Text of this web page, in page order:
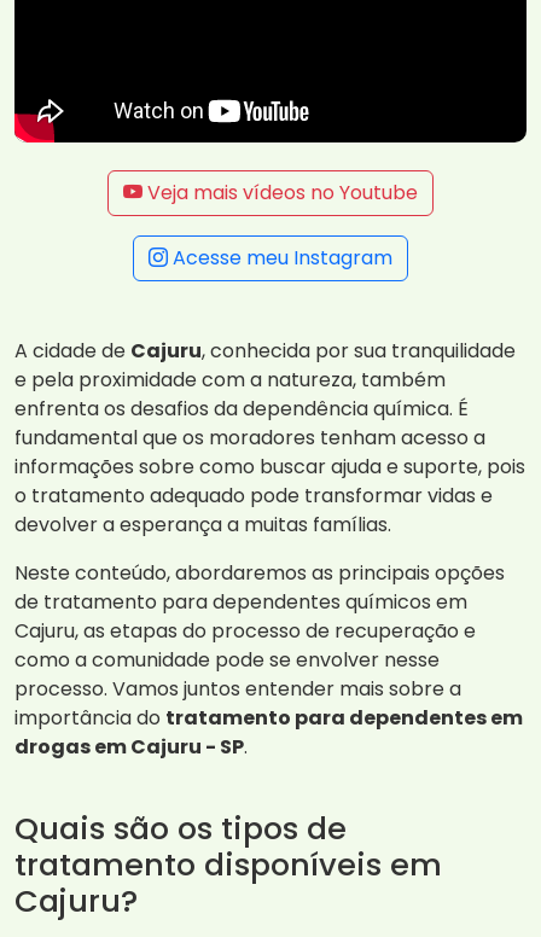
Veja mais vídeos no Youtube
Acesse meu Instagram
A cidade de Cajuru, conhecida por sua tranquilidade
e pela proximidade com a natureza, também
enfrenta os desafios da dependência química. É
fundamental que os moradores tenham acesso a
informações sobre como buscar ajuda e suporte, pois
o tratamento adequado pode transformar vidas e
devolver a esperança a muitas famílias.
Neste conteúdo, abordaremos as principais opções
de tratamento para dependentes químicos em
Cajuru, as etapas do processo de recuperação e
como a comunidade pode se envolver nesse
processo. Vamos juntos entender mais sobre a
importância do tratamento para dependentes em
drogas em Cajuru - SP.
Quais são os tipos de
tratamento disponíveis em
Cajuru?